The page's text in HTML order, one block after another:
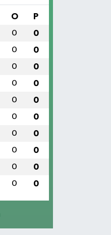
O P
0 0
0 0
0 0
0 0
0 0
0 0
0 0
0 0
0 0
0 0